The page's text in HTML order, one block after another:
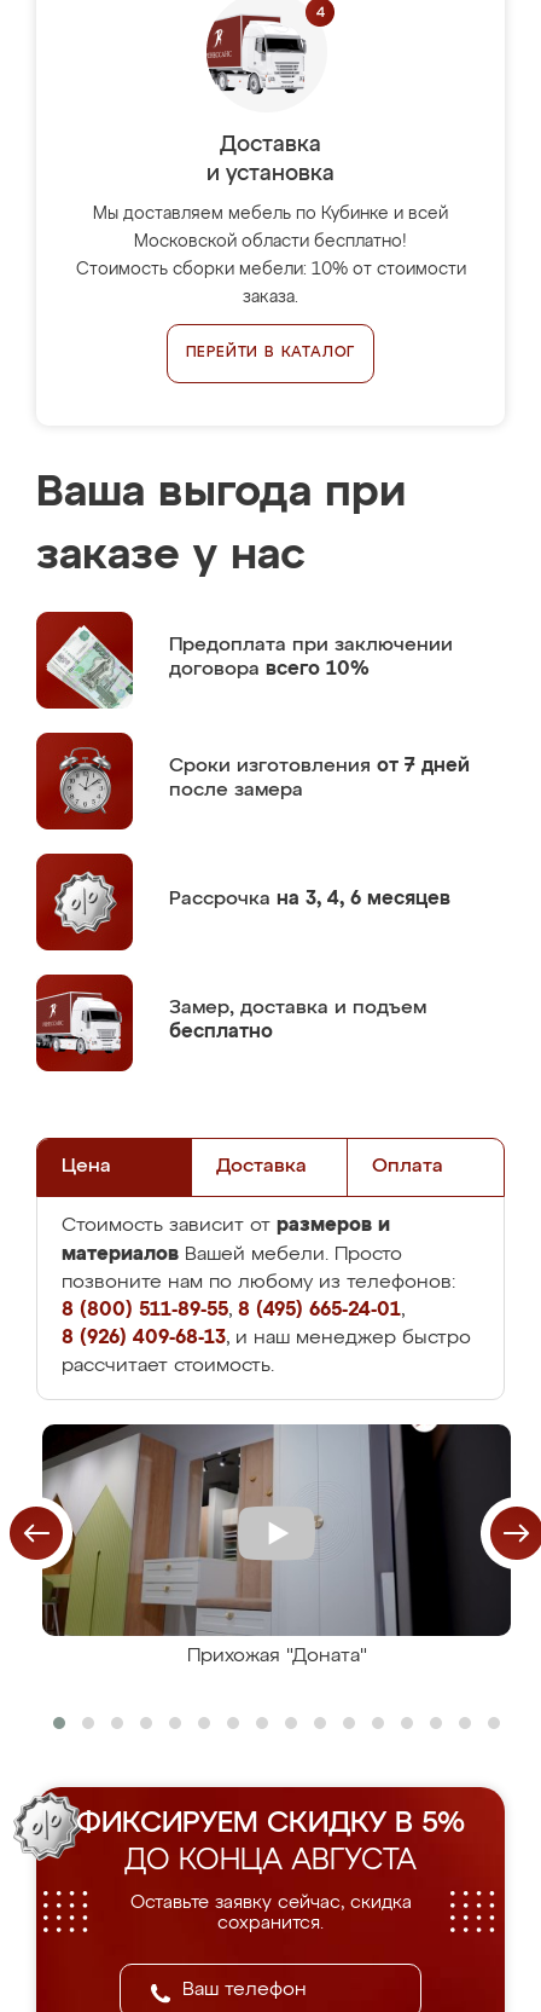
Доставка
и установка
Мы доставляем мебель по Кубинке и всей
Московской области бесплатно!
Стоимость сборки мебели: 10% от стоимости
заказа.
ПЕРЕЙТИ В КАТАЛОГ
Ваша выгода при
заказе у нас
Предоплата при заключении
договора всего 10%
Сроки изготовления от 7 дней
после замера
Рассрочка на 3, 4, 6 месяцев
Замер, доставка и подъем
бесплатно
Цена Доставка Оплата
Стоимость зависит от размеров и
материалов Вашей мебели. Просто
позвоните нам по любому из телефонов:
8 (800) 511-89-55, 8 (495) 665-24-01,
8 (926) 409-68-13, и наш менеджер быстро
рассчитает стоимость.
Прихожая "Доната"
ФИКСИРУЕМ СКИДКУ В 5%
ДО КОНЦА АВГУСТА
Оставьте заявку сейчас, скидка
сохранится.